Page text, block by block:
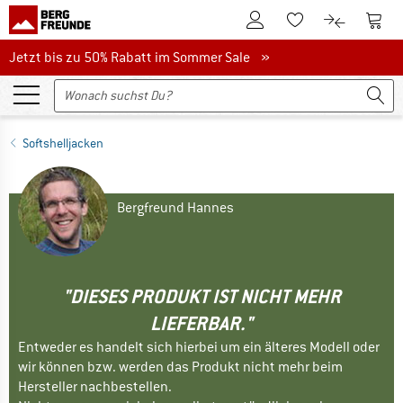
Zum KundenkontoZum Merkzettel.
Zum Zum
Jetzt bis zu 50% Rabatt im Sommer Sale
Jetzt bis zu 50% Rabatt im Sommer Sale »
Softshelljacken
Bergfreund Hannes
"DIESES PRODUKT IST NICHT MEHR
LIEFERBAR."
Entweder es handelt sich hierbei um ein älteres Modell oder
wir können bzw. werden das Produkt nicht mehr beim
Hersteller nachbestellen.